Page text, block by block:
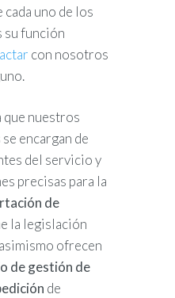
uno de los
su función
con nosotros
que nuestros
se encargan de
del servicio y
precisas para la
de
la legislación
ofrecen
de gestión de
de